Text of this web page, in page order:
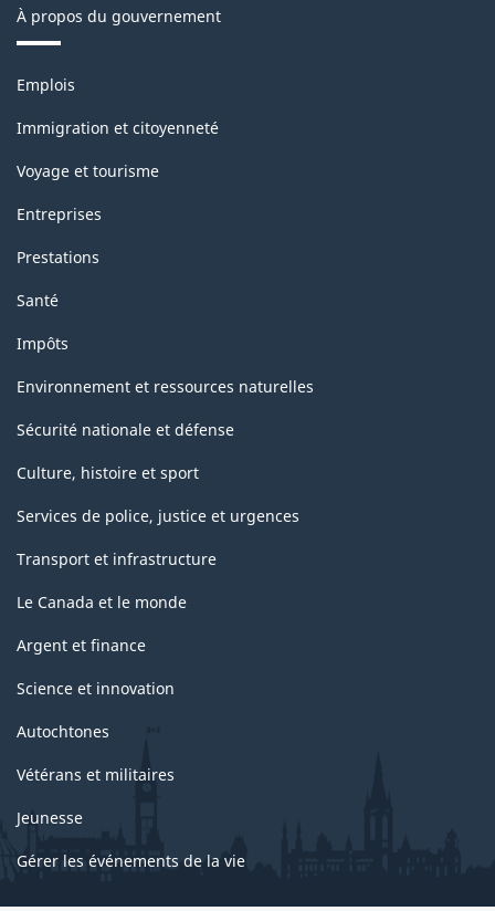
À propos du gouvernement
Thèmes
sujets
Emplois
Immigration et citoyenneté
Voyage et tourisme
Entreprises
Prestations
Santé
Impôts
Environnement et ressources naturelles
Sécurité nationale et défense
Culture, histoire et sport
Services de police, justice et urgences
Transport et infrastructure
Le Canada et le monde
Argent et finance
Science et innovation
Autochtones
Vétérans et militaires
Jeunesse
Gérer les événements de la vie